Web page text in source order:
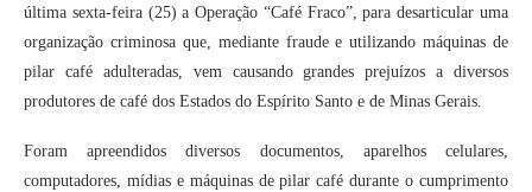
última sexta-feira (25) a Operação “Café Fraco”, para desarticular uma
organização criminosa que, mediante fraude e utilizando máquinas de
pilar café adulteradas, vem causando grandes prejuízos a diversos
produtores de café dos Estados do Espírito Santo e de Minas Gerais.
Foram apreendidos diversos documentos, aparelhos celulares,
computadores, mídias e máquinas de pilar café durante o cumprimento